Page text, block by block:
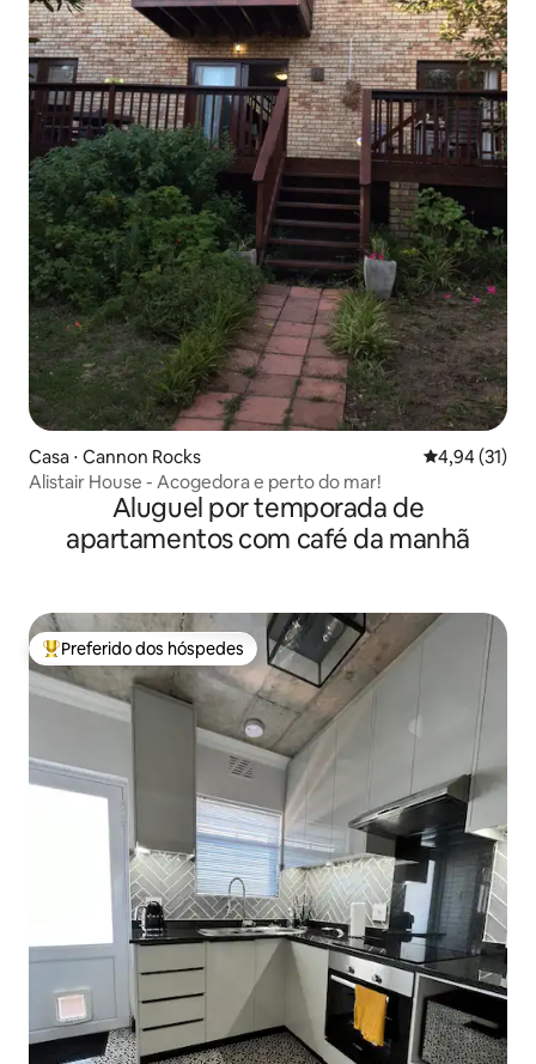
Casa ⋅ Cannon Rocks 4,94 de uma
4,94 (31)
Alistair House - Acogedora e perto do mar!
Aluguel por temporada de
apartamentos com café da manhã
Entre os melhores preferidos dos hóspedes
Preferido dos hóspedes